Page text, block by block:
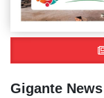
Gigante News